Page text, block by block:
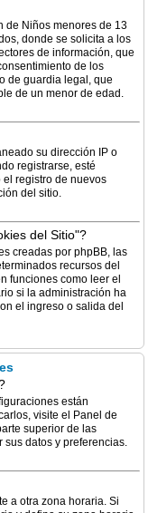
de Niños menores de 13
donde se solicita a los
de información, que
de los
de guardia legal, que
de un menor de edad.
su dirección IP o
registrarse, esté
registro de nuevos
del sitio.
del Sitio"?
creadas por phpBB, las
recursos del
funciones como leer el
si la administración ha
el ingreso o salida del
están
visite el Panel de
superior de las
sus datos y preferencias.
a otra zona horaria. Si